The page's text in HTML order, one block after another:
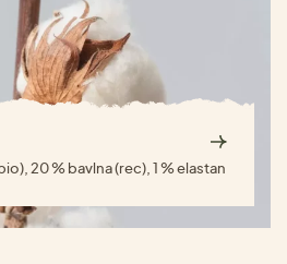
20 % bavlna (rec), 1 % elastan